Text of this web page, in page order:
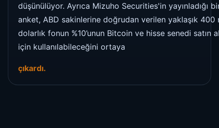
düşünülüyor. Ayrıca Mizuho Securities'in yayınladığı
anket, ABD sakinlerine doğrudan verilen yaklaşık 400
dolarlık fonun %10’unun Bitcoin ve hisse senedi satın
için kullanılabileceğini ortaya
çıkardı.